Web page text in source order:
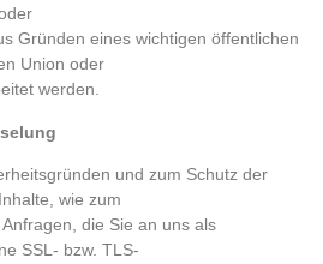
Gründen eines wichtigen öffentlichen
Union oder
werden.
und zum Schutz der
wie zum
die Sie an uns als
SSL- bzw. TLS-